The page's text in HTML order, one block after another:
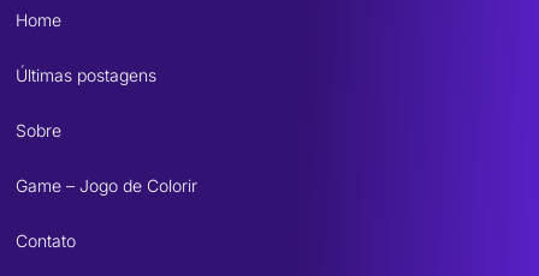
Home
Últimas postagens
Sobre
Game – Jogo de Colorir
Contato